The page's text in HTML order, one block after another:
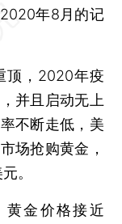
年8月的记
，2020年疫
并且启动无上
不断走低，美
场抢购黄金，
。
金价格接近